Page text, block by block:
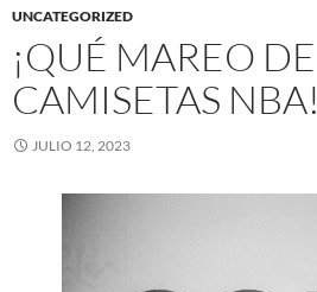
UNCATEGORIZED
¡QUÉ MAREO DE
CAMISETAS NBA!
JULIO 12, 2023